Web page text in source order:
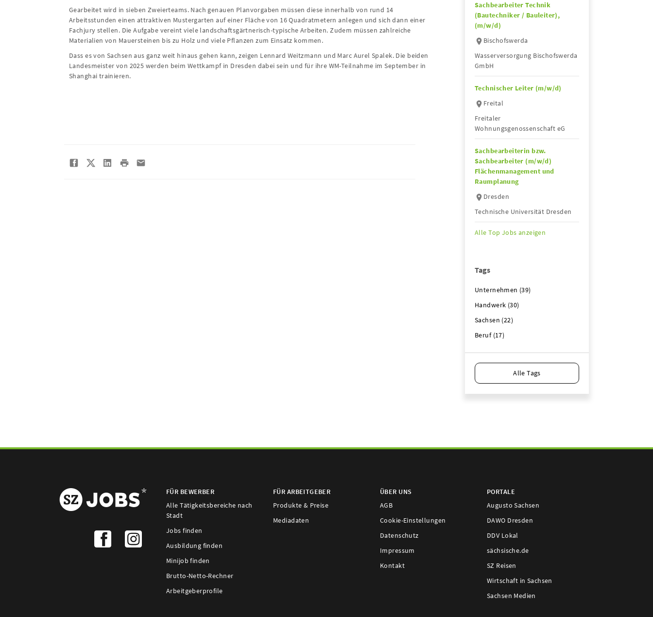
Gearbeitet wird in sieben Zweierteams. Nach genauen Planvorgaben müssen diese innerhalb von rund 14
Arbeitsstunden einen attraktiven Mustergarten auf einer Fläche von 16 Quadratmetern anlegen und sich dann einer
Fachjury stellen. Die Aufgabe vereint viele landschaftsgärtnerisch-typische Arbeiten. Zudem müssen zahlreiche
Materialien von Mauersteinen bis zu Holz und viele Pflanzen zum Einsatz kommen.
Dass es von Sachsen aus ganz weit hinaus gehen kann, zeigen Lennard Weitzmann und Marc Aurel Spalek. Die beiden
Landesmeister von 2025 werden beim Wettkampf in Dresden dabei sein und für ihre WM-Teilnahme im September in
Shanghai trainieren.
Sachbearbeiter Technik
(Bautechniker / Bauleiter),
(m/w/d)
Bischofswerda
Wasserversorgung Bischofswerda
GmbH
Technischer Leiter (m/w/d)
Freital
Freitaler
Wohnungsgenossenschaft eG
Sachbearbeiterin bzw.
Sachbearbeiter (m/w/d)
Flächenmanagement und
Raumplanung
Dresden
Technische Universität Dresden
Alle Top Jobs anzeigen
Tags
Unternehmen (39)
Handwerk (30)
Sachsen (22)
Beruf (17)
Alle Tags
FÜR BEWERBER
Alle Tätigkeitsbereiche nach
Stadt
Jobs finden
Ausbildung finden
Minijob finden
Brutto-Netto-Rechner
Arbeitgeberprofile
FÜR ARBEITGEBER
Produkte & Preise
Mediadaten
ÜBER UNS
AGB
Cookie-Einstellungen
Datenschutz
Impressum
Kontakt
PORTALE
Augusto Sachsen
DAWO Dresden
DDV Lokal
sächsische.de
SZ Reisen
Wirtschaft in Sachsen
Sachsen Medien